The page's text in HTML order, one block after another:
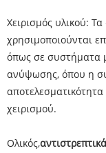
Χειρισμός υλικού:
χρησιμοποιούνται
όπως σε συστήματα
ανύψωσης, όπου η
χειρισμού.
Ολικός,